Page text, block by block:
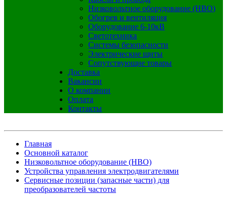
Низковольтное оборудование (НВО)
Обогрев и вентиляция
Оборудование 6-10кВ
Светотехника
Системы безопасности
Электрические щиты
Сопутствующие товары
Доставка
Вакансии
О компании
Оплата
Контакты
Главная
Основной каталог
Низковольтное оборудование (НВО)
Устройства управления электродвигателями
Сервисные позиции (запасные части) для
преобразователей частоты